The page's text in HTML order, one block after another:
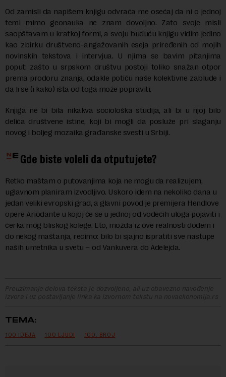
Od zamisli da napišem knjigu odvraća me osećaj da ni o jednoj
temi mimo geonauka ne znam dovoljno. Zato svoje misli
saopštavam u kratkoj formi, a svoju buduću knjigu vidim jedino
kao zbirku društveno-angažovanih eseja priređenih od mojih
novinskih tekstova i intervjua. U njima se bavim pitanjima
poput: zašto u srpskom društvu postoji toliko snažan otpor
prema prodoru znanja, odakle potiču naše kolektivne zablude i
da li se (i kako) išta od toga može popraviti.
Knjiga ne bi bila nikakva sociološka studija, ali bi u njoj bilo
delića društvene istine, koji bi mogli da posluže pri slaganju
novog i boljeg mozaika građanske svesti u Srbiji.
Gde biste voleli da otputujete?
Retko maštam o putovanjima koja ne mogu da realizujem,
uglavnom planiram izvodljivo. Uskoro idem na nekoliko dana u
jedan veliki evropski grad, a glavni povod je premijera Hendlove
opere Ariodante u kojoj će se u jednoj od vodećih uloga pojaviti i
ćerka mog bliskog kolege. Eto, možda iz ove realnosti dođem i
do nekog maštanja, recimo: bilo bi sjajno ispratiti sve nastupe
naših umetnika u svetu – od Vankuvera do Adelejda.
Preuzimanje delova teksta je dozvoljeno, ali uz obavezno navođenje
izvora i uz postavljanje linka ka izvornom tekstu na novaekonomija.rs
TEMA:
100 IDEJA 100 LJUDI 100. BROJ